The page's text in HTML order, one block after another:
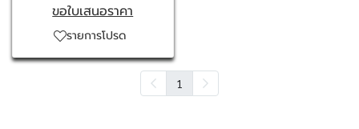
ขอใบเสนอราคา
รายการโปรด
1